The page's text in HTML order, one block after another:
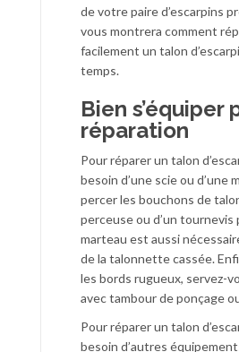
de votre paire d’escarpins
vous montrera comment
facilement un talon
temps.
Bien s’équiper
réparation
Pour réparer un talon
besoin d’une scie ou d’une
percer les bouchons de
perceuse ou d’un tournevis
marteau est aussi
de la talonnette cassée.
les bords rugueux, servez-
avec tambour de ponçage
Pour réparer un talon
besoin d’autres